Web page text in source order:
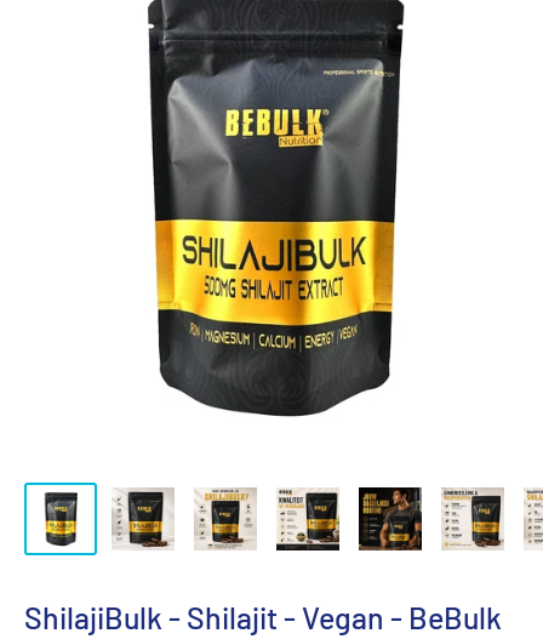
ShilajiBulk - Shilajit - Vegan - BeBulk